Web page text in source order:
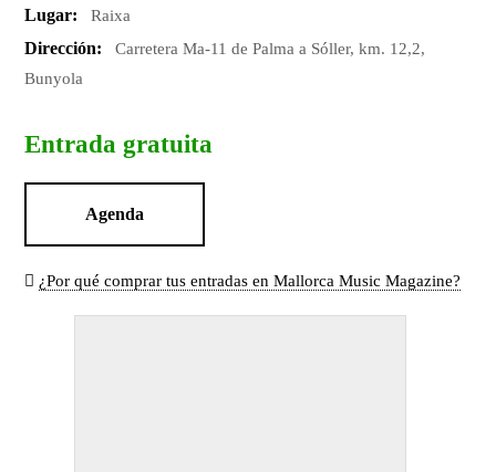
Lugar: Raixa
Dirección:
Carretera Ma-11 de Palma a Sóller, km. 12,2,
Bunyola
Entrada gratuita
Agenda
¿Por qué comprar tus entradas en Mallorca Music Magazine?